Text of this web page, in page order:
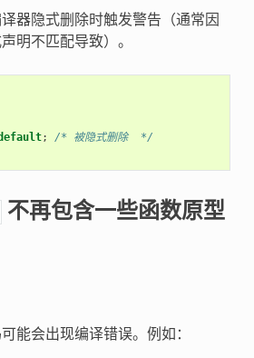
器隐式删除时触发警告（通常因
明不匹配导致）。
;
/* 被隐式删除  */
不再包含一些函数原型
能会出现编译错误。例如：